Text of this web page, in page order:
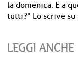
la domenica. E a
tutti?" Lo scrive su
LEGGI ANCHE